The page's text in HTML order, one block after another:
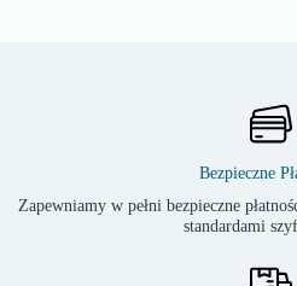
Bezpieczne
Zapewniamy w pełni bezpieczne
standardami